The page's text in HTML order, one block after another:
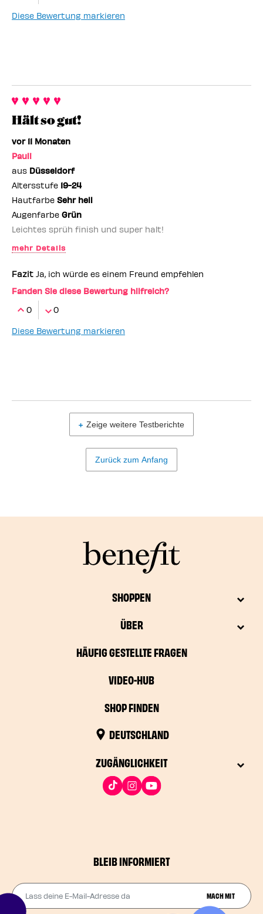
Diese Bewertung markieren
Hält so gut!
vor 11 Monaten
Pauli
aus Düsseldorf
Altersstufe 19-24
Hautfarbe Sehr hell
Augenfarbe Grün
Leichtes sprüh finish und super halt!
mehr Details
Fazit Ja, ich würde es einem Freund empfehlen
Fanden Sie diese Bewertung hilfreich?
0
0
Diese Bewertung markieren
Zeige weitere Testberichte
Zurück zum Anfang
SHOPPEN
ÜBER
HÄUFIG GESTELLTE FRAGEN
VIDEO-HUB
SHOP FINDEN
DEUTSCHLAND
ZUGÄNGLICHKEIT
BLEIB INFORMIERT
Lass deine E-Mail-Adresse da MACH MIT